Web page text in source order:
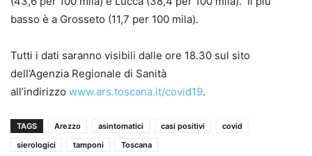
basso è a Grosseto (11,7 per 100 mila).
Tutti i dati saranno visibili dalle ore 18.30 sul sito
dell’Agenzia Regionale di Sanità
all’indirizzo www.ars.toscana.it/covid19.
TAGS Arezzo asintomatici casi positivi
covid
sierologici
tamponi Toscana